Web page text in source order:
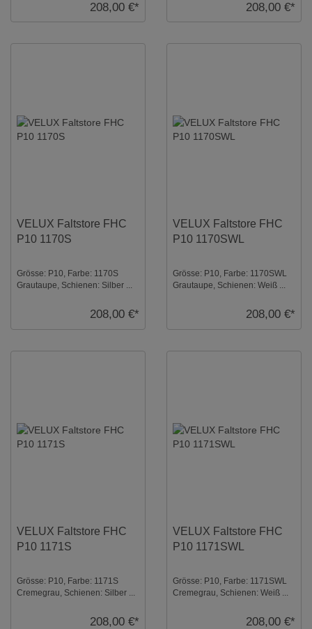
208,00 €* 208,00 €*
VELUX Faltstore FHC
P10 1170S
Grösse: P10, Farbe: 1170S
Grautaupe, Schienen: Silber ...
208,00 €*
VELUX Faltstore FHC
P10 1170SWL
Grösse: P10, Farbe: 1170SWL
Grautaupe, Schienen: Weiß ...
208,00 €*
VELUX Faltstore FHC
P10 1171S
Grösse: P10, Farbe: 1171S
Cremegrau, Schienen: Silber ...
208,00 €*
VELUX Faltstore FHC
P10 1171SWL
Grösse: P10, Farbe: 1171SWL
Cremegrau, Schienen: Weiß ...
208,00 €*